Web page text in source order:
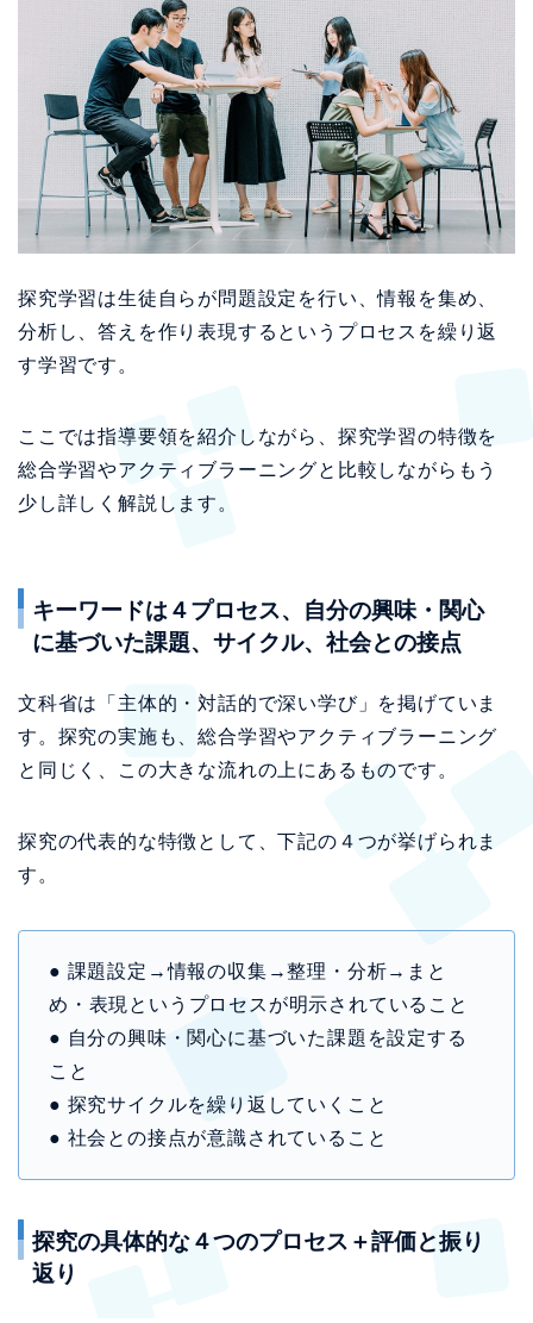
探究学習は生徒自らが問題設定を行い、情報を集め、
分析し、答えを作り表現するというプロセスを繰り返
す学習です。
ここでは指導要領を紹介しながら、探究学習の特徴を
総合学習やアクティブラーニングと比較しながらもう
少し詳しく解説します。
キーワードは４プロセス、自分の興味・関心
に基づいた課題、サイクル、社会との接点
文科省は「主体的・対話的で深い学び」を掲げていま
す。探究の実施も、総合学習やアクティブラーニング
と同じく、この大きな流れの上にあるものです。
探究の代表的な特徴として、下記の４つが挙げられま
す。
● 課題設定→情報の収集→整理・分析→まと
め・表現というプロセスが明示されていること
● 自分の興味・関心に基づいた課題を設定する
こと
● 探究サイクルを繰り返していくこと
● 社会との接点が意識されていること
探究の具体的な４つのプロセス＋評価と振り
返り